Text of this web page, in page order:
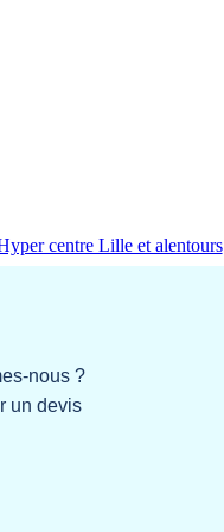
centre Lille et alentours
nous ?
un devis